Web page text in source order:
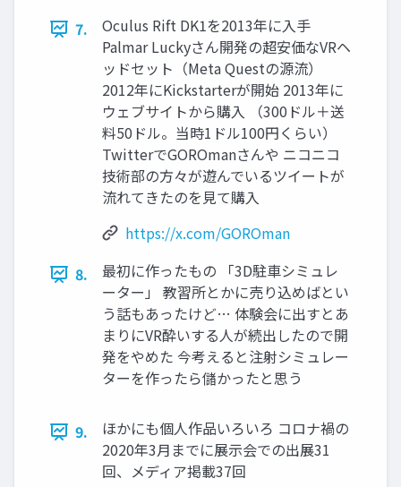
7.
Oculus Rift DK1を2013年に入手
Palmar Luckyさん開発の超安価なVRヘ
ッドセット（Meta Questの源流）
2012年にKickstarterが開始 2013年に
ウェブサイトから購入 （300ドル＋送
料50ドル。当時1ドル100円くらい）
TwitterでGOROmanさんや ニコニコ
技術部の方々が遊んでいるツイートが
流れてきたのを見て購入
https://x.com/GOROman
8.
最初に作ったもの 「3D駐車シミュレ
ーター」 教習所とかに売り込めばとい
う話もあったけど… 体験会に出すとあ
まりにVR酔いする人が続出したので開
発をやめた 今考えると注射シミュレー
ターを作ったら儲かったと思う
9.
ほかにも個人作品いろいろ コロナ禍の
2020年3月までに展示会での出展31
回、メディア掲載37回